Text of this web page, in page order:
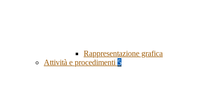
Rappresentazione grafica
Attività e procedimenti 5